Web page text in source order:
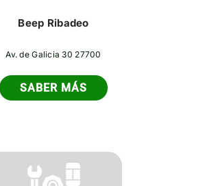
Beep Ribadeo
Av. de Galicia 30 27700
SABER MÁS